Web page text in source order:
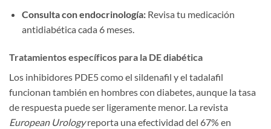
Consulta con endocrinología:Revisa tu medicación
antidiabética cada 6 meses.
Tratamientos específicos para la DE diabética
Los inhibidores PDE5 como el sildenafil y el tadalafil
funcionan también en hombres con diabetes, aunque la tasa
de respuesta puede ser ligeramente menor. La revista
European Urologyreporta una efectividad del 67% en